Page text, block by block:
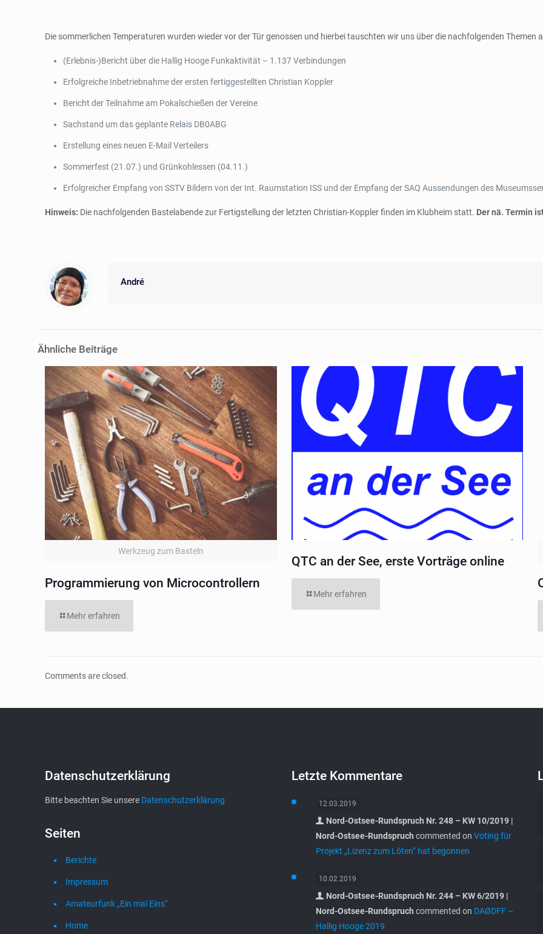
Die sommerlichen Temperaturen wurden wieder vor der Tür genossen und hierbei tauschten wir uns über die nachfolgenden Themen
(Erlebnis-)Bericht über die Hallig Hooge Funkaktivität – 1.137 Verbindungen
Erfolgreiche Inbetriebnahme der ersten fertiggestellten Christian Koppler
Bericht der Teilnahme am Pokalschießen der Vereine
Sachstand um das geplante Relais DB0ABG
Erstellung eines neuen E-Mail Verteilers
Sommerfest (21.07.) und Grünkohlessen (04.11.)
Erfolgreicher Empfang von SSTV Bildern von der Int. Raumstation ISS und der Empfang der SAQ Aussendungen des
Hinweis: Die nachfolgenden Bastelabende zur Fertigstellung der letzten Christian-Koppler finden im Klubheim statt. Der nä. Termin
André
Ähnliche Beiträge
Werkzeug zum Basteln
Programmierung von Microcontrollern
Mehr erfahren
QTC an der See, erste Vorträge online
Mehr erfahren
Comments are closed.
Datenschutzerklärung
Bitte beachten Sie unsere Datenschutzerklärung
Seiten
Berichte
Impressum
Amateurfunk „Ein mal Eins“
Home
Letzte Kommentare
12.03.2019
Nord-Ostsee-Rundspruch Nr. 248 – KW 10/2019 |
Nord-Ostsee-Rundspruch commented on Voting für
Projekt „Lizenz zum Löten“ hat begonnen
10.02.2019
Nord-Ostsee-Rundspruch Nr. 244 – KW 6/2019 |
Nord-Ostsee-Rundspruch commented on DAØDFF –
Hallig Hooge 2019